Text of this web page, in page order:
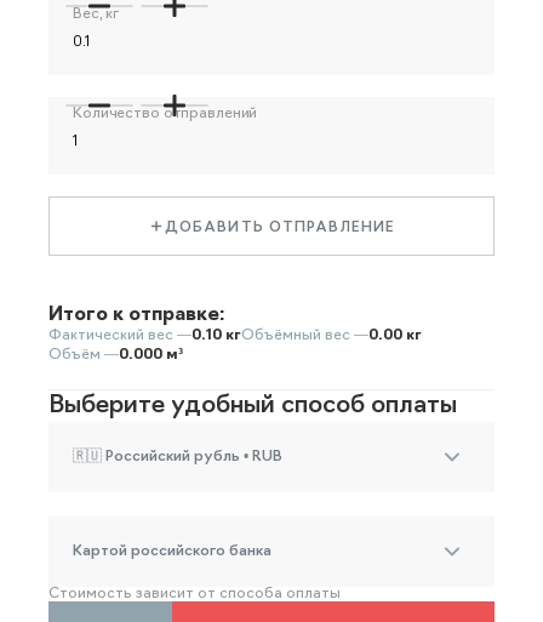
Вес, кг
Количество отправлений
ДОБАВИТЬ ОТПРАВЛЕНИЕ
Итого к отправке:
Фактический вес —0.10 кгОбъёмный вес —0.00 кг
Объём —0.000 м³
Выберите удобный способ оплаты
🇷🇺 Российский рубль • RUB
Картой российского банка
Стоимость зависит от способа оплаты